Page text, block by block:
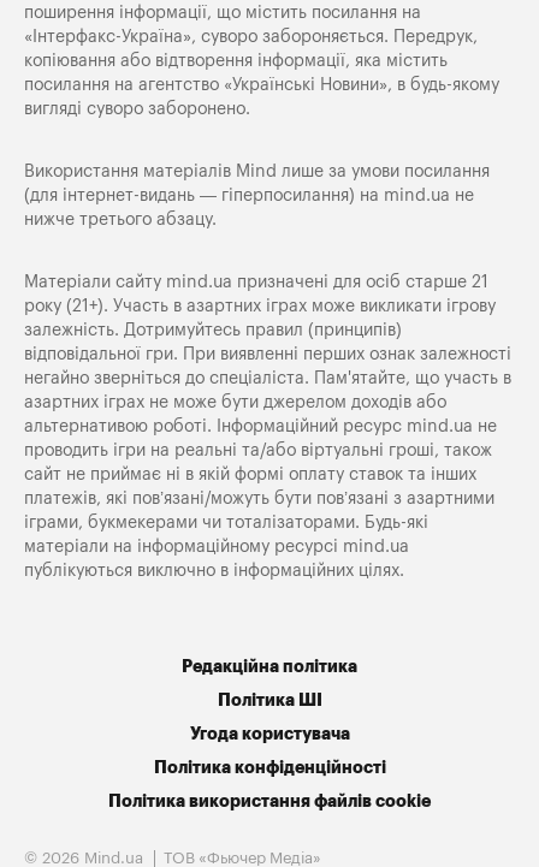
поширення iнформацiї, що мiстить посилання на
«Iнтерфакс-Україна», суворо забороняється. Передрук,
копіювання або відтворення інформації, яка містить
посилання на агентство «Українські Новини», в будь-якому
вигляді суворо заборонено.
Використання матеріалів Mind лише за умови посилання
(для інтернет-видань — гіперпосилання) на mind.ua не
нижче третього абзацу.
Матеріали сайту mind.ua призначені для осіб старше 21
року (21+). Участь в азартних іграх може викликати ігрову
залежність. Дотримуйтесь правил (принципів)
відповідальної гри. При виявленні перших ознак залежності
негайно зверніться до спеціаліста. Пам'ятайте, що участь в
азартних іграх не може бути джерелом доходів або
альтернативою роботі. Інформаційний ресурс mind.ua не
проводить ігри на реальні та/або віртуальні гроші, також
сайт не приймає ні в якій формі оплату ставок та інших
платежів, які пов’язані/можуть бути пов’язані з азартними
іграми, букмекерами чи тоталізаторами. Будь-які
матеріали на інформаційному ресурсі mind.ua
публікуються виключно в інформаційних цілях.
Редакційна політика
Політика ШІ
Угода користувача
Політика конфіденційності
Політика використання файлів cookie
© 2026 Mind.ua ТОВ «Фьючер Медiа»